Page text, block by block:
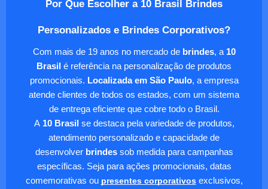
Por Que Escolher a 10 Brasil Brindes
Personalizados e Brindes Corporativos?
Com mais de 19 anos no mercado de brindes, a 10
Brasil é referência na personalização de produtos
promocionais. Localizada em São Paulo, a empresa
atende clientes de todos os estados, com um sistema
de entrega eficiente que cobre todo o Brasil.
A10 Brasilse destaca pela variedade de produtos,
atendimento personalizado e capacidade de
desenvolver brindessob medida para campanhas
específicas. Seja para ações promocionais, datas
comemorativas ou presentes corporativosexclusivos,